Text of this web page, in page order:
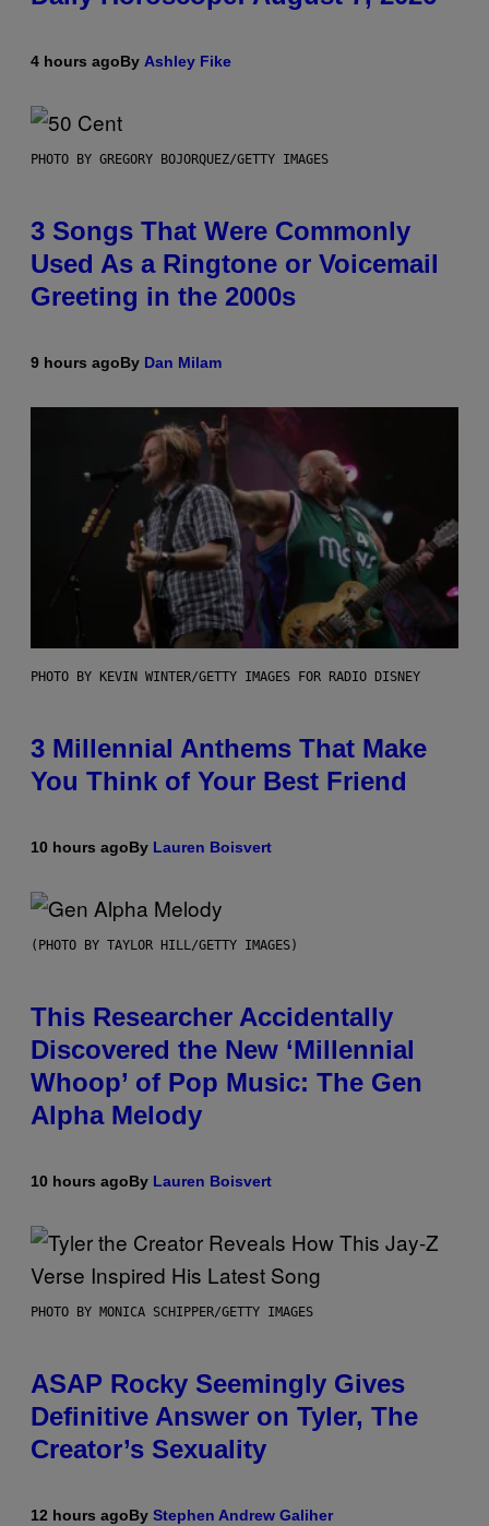
4 hours agoBy Ashley Fike
PHOTO BY GREGORY BOJORQUEZ/GETTY IMAGES
3 Songs That Were Commonly
Used As a Ringtone or Voicemail
Greeting in the 2000s
9 hours agoBy Dan Milam
PHOTO BY KEVIN WINTER/GETTY IMAGES FOR RADIO DISNEY
3 Millennial Anthems That Make
You Think of Your Best Friend
10 hours agoBy Lauren Boisvert
(PHOTO BY TAYLOR HILL/GETTY IMAGES)
This Researcher Accidentally
Discovered the New ‘Millennial
Whoop’ of Pop Music: The Gen
Alpha Melody
10 hours agoBy Lauren Boisvert
PHOTO BY MONICA SCHIPPER/GETTY IMAGES
ASAP Rocky Seemingly Gives
Definitive Answer on Tyler, The
Creator’s Sexuality
12 hours agoBy Stephen Andrew Galiher